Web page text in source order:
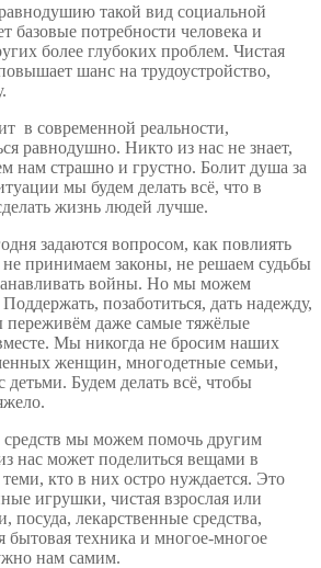
такой вид социальной
базовые потребности человека и
более глубоких проблем. Чистая
шанс на трудоустройство,
в современной реальности,
равнодушно. Никто из нас не знает,
нам страшно и грустно. Болит душа за
мы будем делать всё, что в
жизнь людей лучше.
задаются вопросом, как повлиять
принимаем законы, не решаем судьбы
войны. Но мы можем
позаботиться, дать надежду,
переживём даже самые тяжёлые
Мы никогда не бросим наших
женщин, многодетные семьи,
Будем делать всё, чтобы
средств мы можем помочь другим
нас может поделиться вещами в
кто в них остро нуждается. Это
игрушки, чистая взрослая или
посуда, лекарственные средства,
бытовая техника и многое-многое
нам самим.